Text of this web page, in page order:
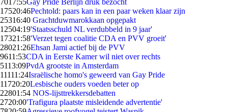
7017:55Gay Pride Berlijn druk bezocht
17520:46Pechtold: paars kan in een paar weken klaar zijn
25316:40 Grachtduwmarokkaan opgepakt
12504:19'Staatsschuld NL verdubbeld in 9 jaar'
17321:58'Verzet tegen coalitie CDA en PVV groeit'
28021:26Ehsan Jami actief bij de PVV
9611:53CDA in Eerste Kamer wil niet over rechts
5113:09PvdA grootste in Amsterdam
11111:24Israëlische homo's geweerd van Gay Pride
11720:20Lesbische ouders voeden beter op
22801:54 NOS-lijsttrekkersdebatten
2720:00'Trafigura plaatste misleidende advertentie'